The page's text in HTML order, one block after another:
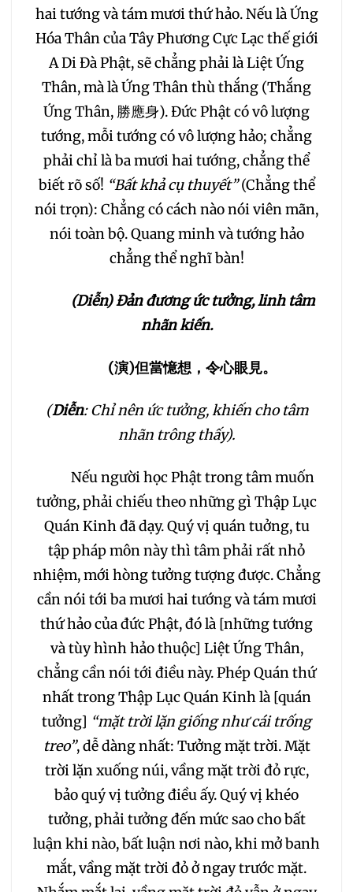
hai tướng và tám mươi thứ hảo. Nếu là Ứng
Hóa Thân của Tây Phương Cực Lạc thế giới
A Di Đà Phật, sẽ chẳng phải là Liệt Ứng
Thân, mà là Ứng Thân thù thắng (Thắng
Ứng Thân, 勝應身). Đức Phật có vô lượng
tướng, mỗi tướng có vô lượng hảo; chẳng
phải chỉ là ba mươi hai tướng, chẳng thể
biết rõ số! “Bất khả cụ thuyết”(Chẳng thể
nói trọn): Chẳng có cách nào nói viên mãn,
nói toàn bộ. Quang minh và tướng hảo
chẳng thể nghĩ bàn!
(Diễn) Đản đương ức tưởng, linh tâm
nhãn kiến.
(演)但當憶想，令心眼見。
(Diễn: Chỉ nên ức tưởng, khiến cho tâm
nhãn trông thấy).
Nếu người học Phật trong tâm muốn
tưởng, phải chiếu theo những gì Thập Lục
Quán Kinh đã dạy. Quý vị quán tuởng, tu
tập pháp môn này thì tâm phải rất nhỏ
nhiệm, mới hòng tưởng tượng được. Chẳng
cần nói tới ba mươi hai tướng và tám mươi
thứ hảo của đức Phật, đó là [những tướng
và tùy hình hảo thuộc] Liệt Ứng Thân,
chẳng cần nói tới điều này. Phép Quán thứ
nhất trong Thập Lục Quán Kinh là [quán
tưởng] “mặt trời lặn giống như cái trống
treo”, dễ dàng nhất: Tưởng mặt trời. Mặt
trời lặn xuống núi, vầng mặt trời đỏ rực,
bảo quý vị tưởng điều ấy. Quý vị khéo
tưởng, phải tưởng đến mức sao cho bất
luận khi nào, bất luận nơi nào, khi mở banh
mắt, vầng mặt trời đỏ ở ngay trước mặt.